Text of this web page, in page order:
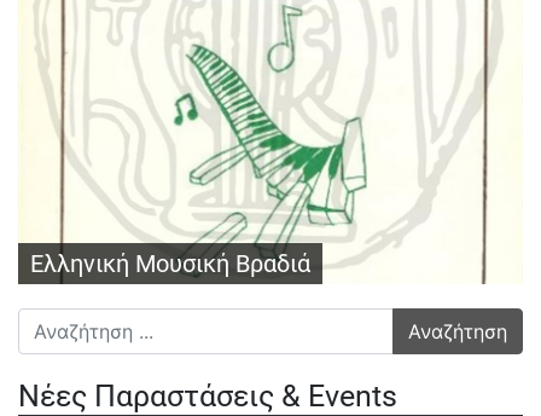
Ελληνική Μουσική Βραδιά
Αναζήτηση για:
Νέες Παραστάσεις & Events